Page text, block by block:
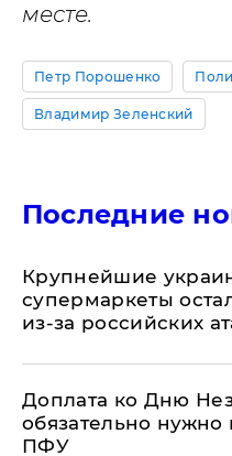
месте.
Петр Порошенко
Владимир Зеленский
Последние
Крупнейшие
супермаркеты
из-за российских
Доплата ко Дню
обязательно нужно
ПФУ